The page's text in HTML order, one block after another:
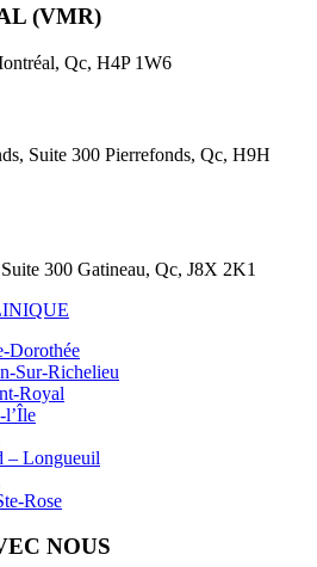
(VMR)
Qc, H4P 1W6
Suite 300 Pierrefonds, Qc, H9H
300 Gatineau, Qc, J8X 2K1
Dorothée
Sur-Richelieu
Royal
l’Île
– Longueuil
Rose
NOUS